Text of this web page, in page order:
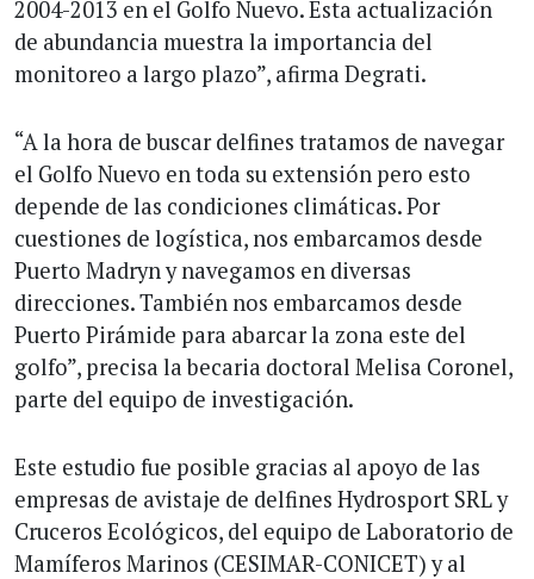
2004-2013 en el Golfo Nuevo. Esta actualización
de abundancia muestra la importancia del
monitoreo a largo plazo”, afirma Degrati.
“A la hora de buscar delfines tratamos de navegar
el Golfo Nuevo en toda su extensión pero esto
depende de las condiciones climáticas. Por
cuestiones de logística, nos embarcamos desde
Puerto Madryn y navegamos en diversas
direcciones. También nos embarcamos desde
Puerto Pirámide para abarcar la zona este del
golfo”, precisa la becaria doctoral Melisa Coronel,
parte del equipo de investigación.
Este estudio fue posible gracias al apoyo de las
empresas de avistaje de delfines Hydrosport SRL y
Cruceros Ecológicos, del equipo de Laboratorio de
Mamíferos Marinos (CESIMAR-CONICET) y al